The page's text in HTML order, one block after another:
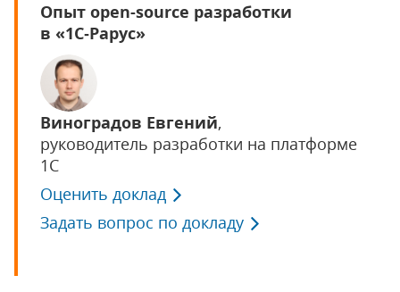
Опыт open-source разработки
в «1С‑Рарус»
Виноградов Евгений,
руководитель разработки на платформе
1С
Оценить доклад
Задать вопрос по докладу